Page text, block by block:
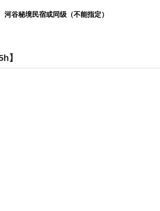
谷秘境民宿或同级（不能指定）
】